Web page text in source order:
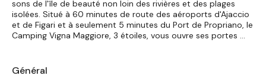
sons de l'île de beauté non loin des rivières et des plages
isolées. Situé à 60 minutes de route des aéroports d'Ajaccio
et de Figari et à seulement 5 minutes du Port de Propriano, le
Camping Vigna Maggiore, 3 étoiles, vous ouvre ses portes ...
Général